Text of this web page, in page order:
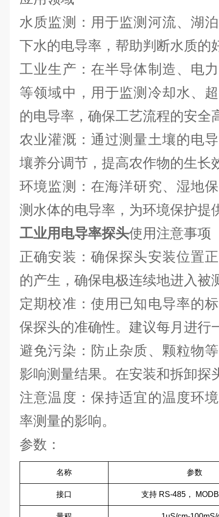
水质监测：用于监测河流、湖
下水的电导率，帮助判断水质的
工业生产：在半导体制造、电
等领域中，用于监测冷却水、
的电导率，确保工艺流程的安全
农业灌溉：通过测量土壤的电
壤养分调节，提高农作物的生长
环境监测：在海洋研究、湿地
测水体的电导率，为环境保护提
工业用电导率探头使用注意事项
正确安装：确保探头安装位置
的产生，确保电极连续地进入被
定期校准：使用已知电导率的
保探头的准确性。建议每月进行
避免污染：防止杂质、颗粒物
影响测量结果。在安装和拆卸探
注意温度：保持适宜的温度环
率测量的影响。
参数：
名称 参数
接口 支持 RS-485，